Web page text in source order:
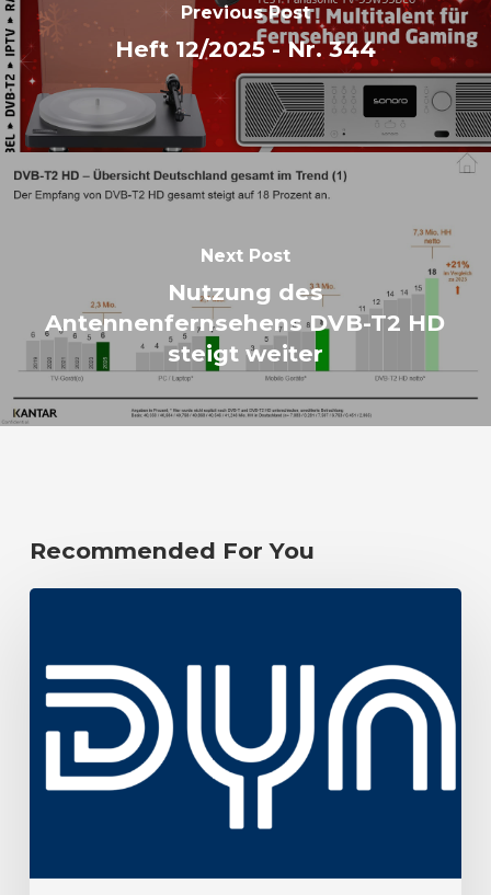
Previous Post
Heft 12/2025 - Nr. 344
Next Post
Nutzung des
Antennenfernsehens DVB-T2 HD
steigt weiter
Recommended For You